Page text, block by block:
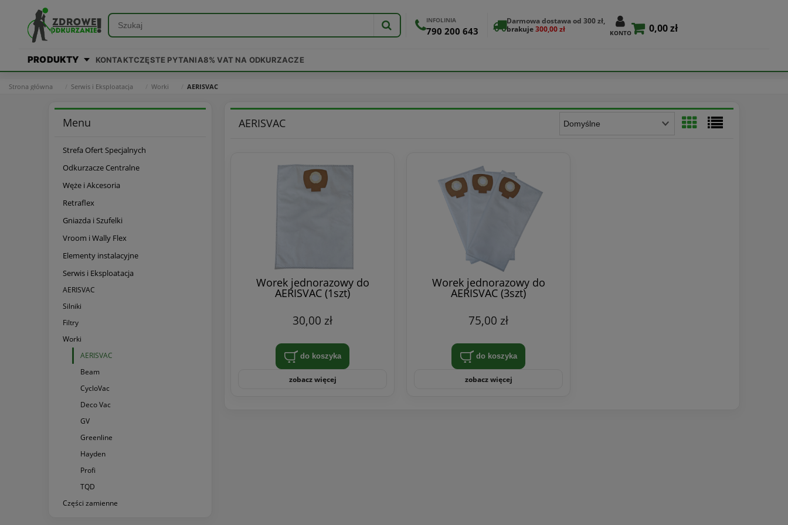
INFOLINIA
790 200 643
Darmowa dostawa od 300 zł,
brakuje300,00 zł KONTO 0,00 zł
PRODUKTY KONTAKTCZĘSTE PYTANIA8% VAT NA ODKURZACZE
Strona główna Serwis i Eksploatacja Worki AERISVAC
Menu
Strefa Ofert Specjalnych
Odkurzacze Centralne
Węże i Akcesoria
Retraflex
Gniazda i Szufelki
Vroom i Wally Flex
Elementy instalacyjne
Serwis i Eksploatacja
AERISVAC
Silniki
Filtry
Worki
AERISVAC
Beam
CycloVac
Deco Vac
GV
Greenline
Hayden
Profi
TQD
Części zamienne
AERISVAC
Worek jednorazowy do
AERISVAC (1szt)
30,00 zł
do koszyka
zobacz więcej
Worek jednorazowy do
AERISVAC (3szt)
75,00 zł
do koszyka
zobacz więcej